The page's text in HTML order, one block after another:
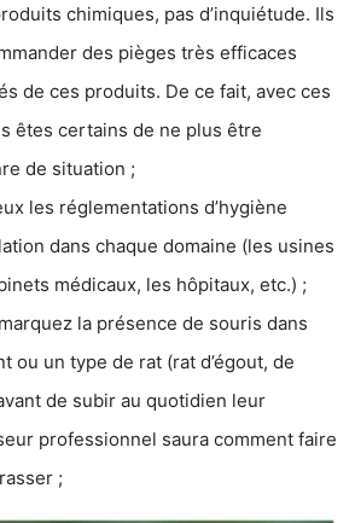
chimiques, pas d’inquiétude. Ils
des pièges très efficaces
de ces produits. De ce fait, avec ces
êtes certains de ne plus être
de situation ;
les réglementations d’hygiène
dans chaque domaine (les usines
médicaux, les hôpitaux, etc.) ;
la présence de souris dans
ou un type de rat (rat d’égout, de
de subir au quotidien leur
professionnel saura comment faire
;